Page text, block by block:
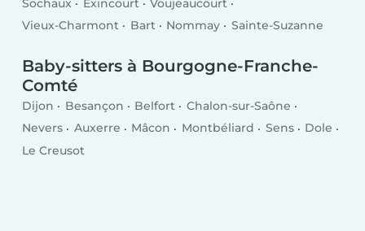
Sochaux
Exincourt
Voujeaucourt
Vieux-Charmont
Bart Nommay Sainte-Suzanne
Baby-sitters à Bourgogne-Franche-
Comté
Dijon Besançon Belfort
Chalon-sur-Saône
Nevers
Auxerre Mâcon Montbéliard Sens
Dole
Le Creusot